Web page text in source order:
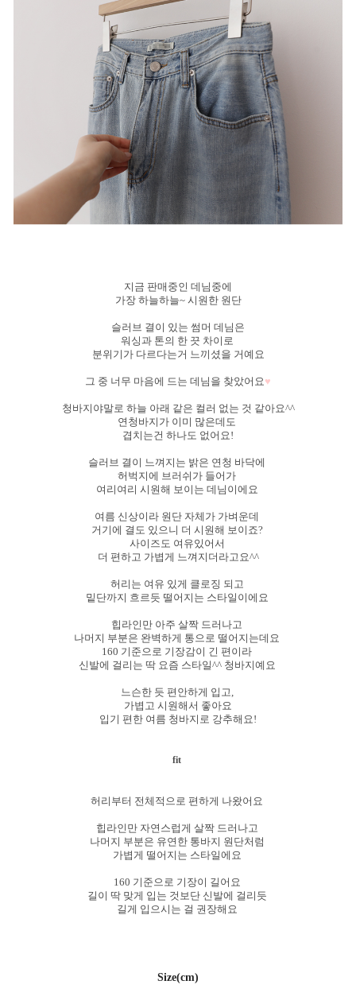
지금 판매중인 데님중에
가장 하늘하늘~ 시원한 원단
슬러브 결이 있는 썸머 데님은
워싱과 톤의 한 끗 차이로
분위기가 다르다는거 느끼셨을 거예요
그 중 너무 마음에 드는 데님을 찾았어요 ♥
청바지야말로 하늘 아래 같은 컬러 없는 것 같아요^^
연청바지가 이미 많은데도
겹치는건 하나도 없어요!
슬러브 결이 느껴지는 밝은 연청 바닥에
허벅지에 브러쉬가 들어가
여리여리 시원해 보이는 데님이에요
여름 신상이라 원단 자체가 가벼운데
거기에 결도 있으니 더 시원해 보이죠?
사이즈도 여유있어서
더 편하고 가볍게 느껴지더라고요^^
허리는 여유 있게 클로징 되고
밑단까지 흐르듯 떨어지는 스타일이에요
힙라인만 아주 살짝 드러나고
나머지 부분은 완벽하게 통으로 떨어지는데요
160 기준으로 기장감이 긴 편이라
신발에 걸리는 딱 요즘 스타일^^ 청바지예요
느슨한 듯 편안하게 입고,
가볍고 시원해서 좋아요
입기 편한 여름 청바지로 강추해요!
fit
허리부터 전체적으로 편하게 나왔어요
힙라인만 자연스럽게 살짝 드러나고
나머지 부분은 유연한 통바지 원단처럼
가볍게 떨어지는 스타일에요
160 기준으로 기장이 길어요
길이 딱 맞게 입는 것보단 신발에 걸리듯
길게 입으시는 걸 권장해요
Size(cm)